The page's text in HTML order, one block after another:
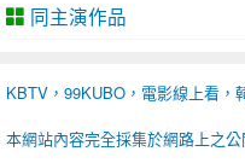
同主演作品
KBTV，99KUBO，電影線上看，
本網站內容完全採集於網路上之